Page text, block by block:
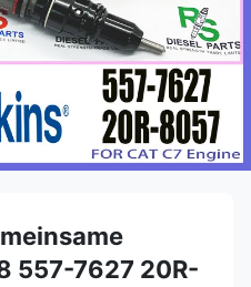
557-7627 20R-